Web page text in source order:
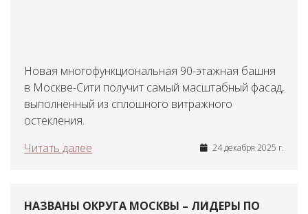
Новая многофункциональная 90-этажная башня
в Москве-Сити получит самый масштабный фасад,
выполненный из сплошного витражного
остекления.
Читать далее
24 декабря 2025 г.
НАЗВАНЫ ОКРУГА МОСКВЫ – ЛИДЕРЫ ПО